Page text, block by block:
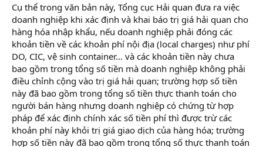
Cụ thể trong văn bản này, Tổng cục Hải quan đưa ra việc
doanh nghiệp khi xác định và khai báo trị giá hải quan cho
hàng hóa nhập khẩu, nếu doanh nghiệp phải đóng các
khoản tiền về các khoản phí nội địa (local charges) như phí
DO, CIC, vệ sinh container… và các khoản tiền này chưa
bao gồm trong tổng số tiền mà doanh nghiệp không phải
điều chỉnh cộng vào trị giá hải quan; trường hợp số tiền
này đã bao gồm trong tổng số tiền thực thanh toán cho
người bán hàng nhưng doanh nghiệp có chứng từ hợp
pháp để xác định chính xác số tiền phí thì được trừ các
khoản phí này khỏi trị giá giao dịch của hàng hóa; trường
hợp số tiền này đã bao gồm trong tổng số thực thanh toán